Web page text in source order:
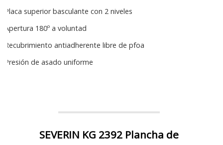
Placa superior basculante con 2 niveles
Apertura 180º a voluntad
Recubrimiento antiadherente libre de pfoa
Presión de asado uniforme
SEVERIN KG 2392 Plancha de